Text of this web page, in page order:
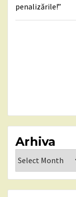
penalizările!”
Arhiva